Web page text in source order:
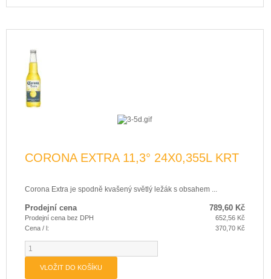
CORONA EXTRA 11,3° 24X0,355L KRT
Corona Extra je spodně kvašený světlý ležák s obsahem ...
Prodejní cena 789,60 Kč
Prodejní cena bez DPH
652,56 Kč
Cena / l:
370,70 Kč